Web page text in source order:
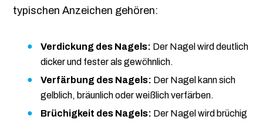
typischen Anzeichen gehören:
Verdickung des Nagels: Der Nagel wird deutlich
dicker und fester als gewöhnlich.
Verfärbung des Nagels: Der Nagel kann sich
gelblich, bräunlich oder weißlich verfärben.
Brüchigkeit des Nagels: Der Nagel wird brüchig